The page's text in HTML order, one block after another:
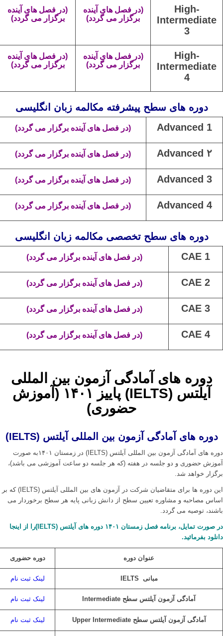
High-
Intermediate
3
(در فصل های آینده
برگزار می گردد)
(در فصل های آینده
برگزار می گردد)
High-
Intermediate
4
(در فصل های آینده
برگزار می گردد)
(در فصل های آینده
برگزار می گردد)
دوره های سطح پیشرفته مکالمه زبان انگلیسی
Advanced 1 (در فصل های آینده برگزار می گردد)
Advanced ۲ (در فصل های آینده برگزار می گردد)
Advanced 3 (در فصل های آینده برگزار می گردد)
Advanced 4 (در فصل های آینده برگزار می گردد)
دوره های سطح تخصصی مکالمه زبان انگلیسی
CAE 1
(در فصل های آینده برگزار می گردد)
CAE 2 (در فصل های آینده برگزار می گردد)
CAE 3 (در فصل های آینده برگزار می گردد)
CAE 4 (در فصل های آینده برگزار می گردد)
دوره های آمادگی آزمون بین المللی
آیلتس (IELTS) پاییز ۱۴۰۱ (آموزش
حضوری)
دوره های آمادگی آزمون بین المللی آیلتس (IELTS)
دوره های آمادگی آزمون بین المللی آیلتس (IELTS) در زمستان ۱۴۰۱به صورت
آموزش حضوری و دو جلسه در هفته (که هر جلسه دو ساعت آموزشی می باشد)،
برگزار خواهد شد.
این دوره ها برای متقاضیان شرکت در آزمون های بین المللی آیلتس (IELTS) که بر
اساس مصاحبه و مشاوره تعیین سطح از دانش زبانی پایه هر سطح برخوردار می
باشند، توصیه می گردد.
در صورت تمایل، برنامه فصل زمستان ۱۴۰۱ دوره های آیلتس (IELTS)
را از اینجا
دانلود بفرمائید.
عنوان دوره دوره حضوری
مبانی IELTS لینک ثبت نام
آمادگی آزمون آیلتس سطح Intermediate لینک ثبت نام
آمادگی آزمون آیلتس سطح Upper Intermediate لینک ثبت نام